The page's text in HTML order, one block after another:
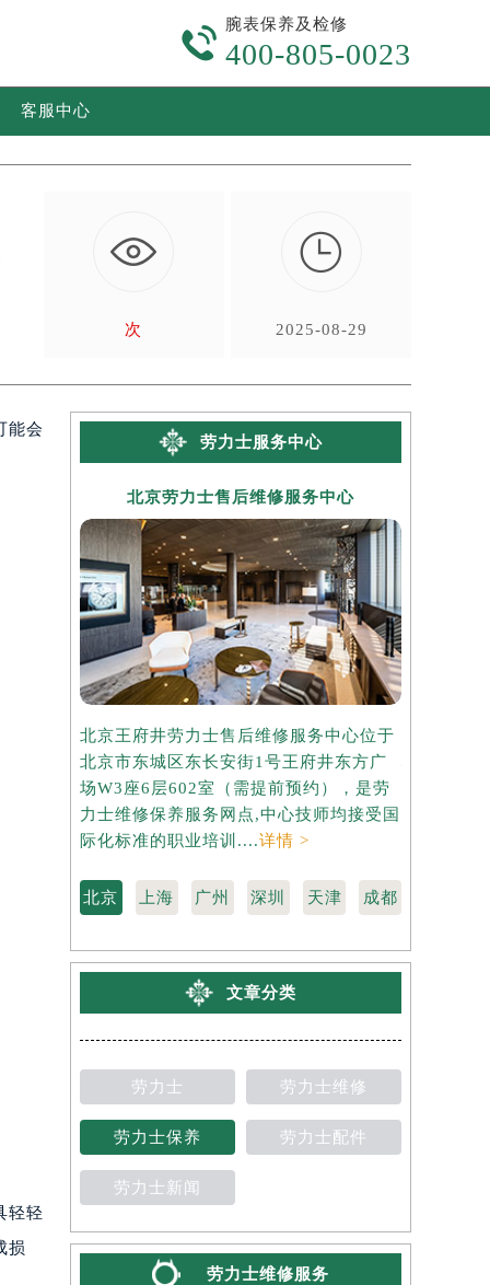

腕表保养及检修
400-805-0023
客服中心
次

2025-08-29
能会
轻轻
损
劳力士服务中心
北京劳力士售后维修服务中心
北京王府井劳力士售后维修服务中心位于
北京市东城区东长安街1号王府井东方广
场W3座6层602室（需提前预约），是劳
力士维修保养服务网点,中心技师均接受国
际化标准的职业培训....详情 >
北京 上海 广州 深圳 天津 成都
文章分类
劳力士 劳力士维修
劳力士保养 劳力士配件
劳力士新闻
劳力士维修服务